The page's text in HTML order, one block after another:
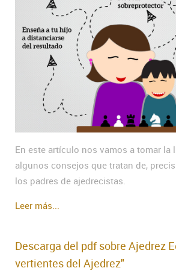
En este artículo nos vamos a tomar la
algunos consejos que tratan de,
los padres de ajedrecistas.
Leer más...
Descarga del pdf sobre Ajedrez
vertientes del Ajedrez"